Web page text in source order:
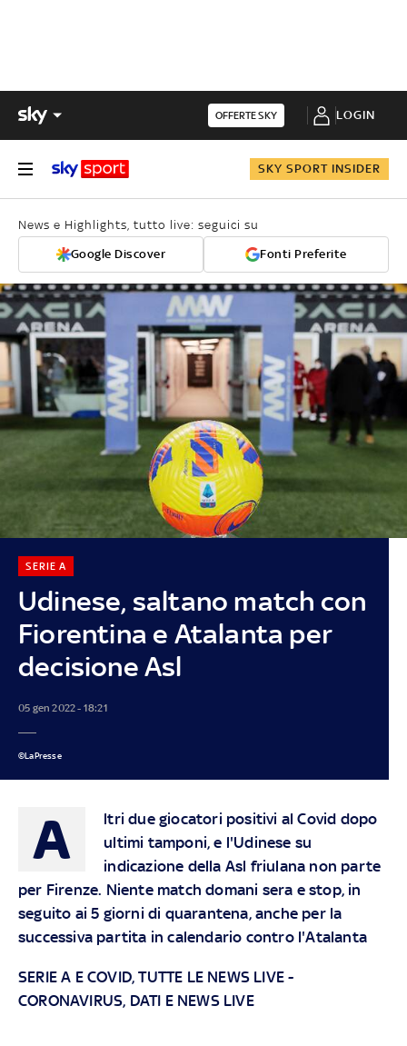
OFFERTE SKY LOGIN
SKY SPORT INSIDER
News e Highlights, tutto live: seguici su
Google Discover Fonti Preferite
Udinese, saltano match con
Fiorentina e Atalanta per
decisione Asl
SERIE A
05 gen 2022 - 18:21
©LaPresse
A
ltri due giocatori positivi al Covid dopo
ultimi tamponi, e l'Udinese su
indicazione della Asl friulana non parte
per Firenze. Niente match domani sera e stop, in
seguito ai 5 giorni di quarantena, anche per la
successiva partita in calendario contro l'Atalanta
SERIE A E COVID, TUTTE LE NEWS LIVE -
CORONAVIRUS, DATI E NEWS LIVE